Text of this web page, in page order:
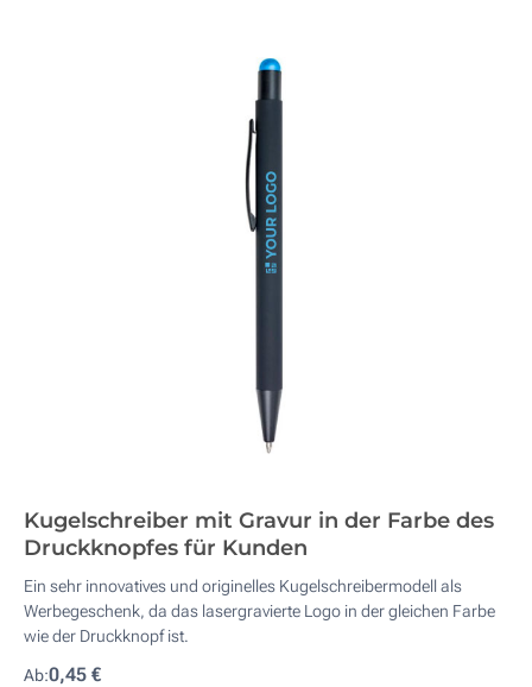
Kugelschreiber mit Gravur in der Farbe des
Druckknopfes für Kunden
Ein sehr innovatives und originelles Kugelschreibermodell als
Werbegeschenk, da das lasergravierte Logo in der gleichen Farbe
wie der Druckknopf ist.
Ab:0,45 €